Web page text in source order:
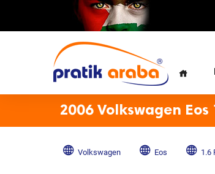
2006 Volkswagen Eos
Volkswagen Eos 1.6